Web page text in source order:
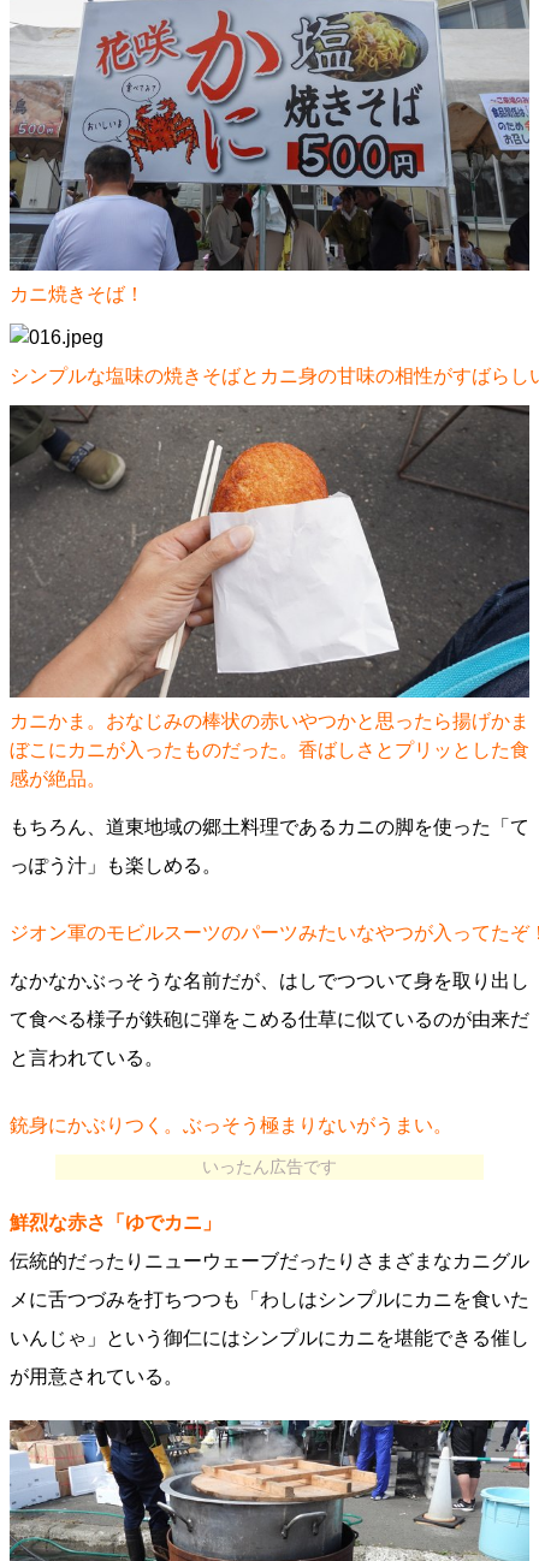
カニ焼きそば！
シンプルな塩味の焼きそばとカニ身の甘味の相性がすばらし
カニかま。おなじみの棒状の赤いやつかと思ったら揚げかま
ぼこにカニが入ったものだった。香ばしさとプリッとした食
感が絶品。
もちろん、道東地域の郷土料理であるカニの脚を使った「て
っぽう汁」も楽しめる。
ジオン軍のモビルスーツのパーツみたいなやつが入ってたぞ
なかなかぶっそうな名前だが、はしでつついて身を取り出し
て食べる様子が鉄砲に弾をこめる仕草に似ているのが由来だ
と言われている。
銃身にかぶりつく。ぶっそう極まりないがうまい。
いったん広告です
鮮烈な赤さ「ゆでカニ」
伝統的だったりニューウェーブだったりさまざまなカニグル
メに舌つづみを打ちつつも「わしはシンプルにカニを食いた
いんじゃ」という御仁にはシンプルにカニを堪能できる催し
が用意されている。